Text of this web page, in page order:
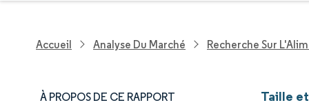
Accueil Analyse Du Marché Recherche Sur
À PROPOS DE CE RAPPORT Taille